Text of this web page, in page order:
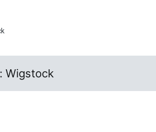
Wigstock